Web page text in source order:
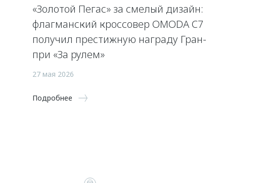
«Золотой Пегас» за смелый дизайн:
флагманский кроссовер OMODA C7
получил престижную награду Гран-
при «За рулем»
27 мая 2026
Подробнее